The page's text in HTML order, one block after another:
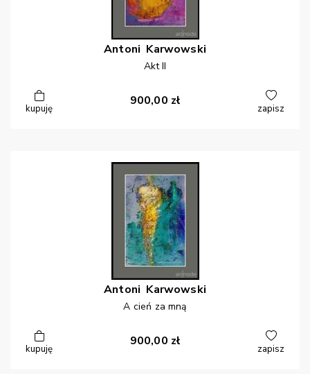
Antoni Karwowski
Akt II
kupuję
900,00 zł
zapisz
Antoni Karwowski
A cień za mną
kupuję
900,00 zł
zapisz